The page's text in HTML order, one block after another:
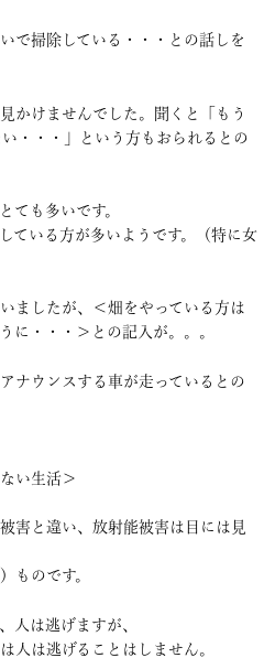
で掃除している・・・との話しを
かけませんでした。聞くと「もう
・・・」という方もおられるとの
ても多いです。
ている方が多いようです。（特に女
ましたが、＜畑をやっている方は
に・・・＞との記入が。。。
ナウンスする車が走っているとの
い生活＞
害と違い、放射能被害は目には見
ものです。
人は逃げますが、
人は逃げることはしません。